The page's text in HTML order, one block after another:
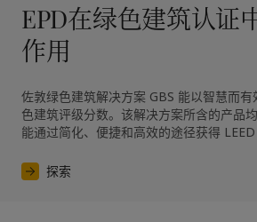
EPD在绿色建筑认证
作用
佐敦绿色建筑解决方案 GBS 能以智慧而
色建筑评级分数。该解决方案所含的产品
探索